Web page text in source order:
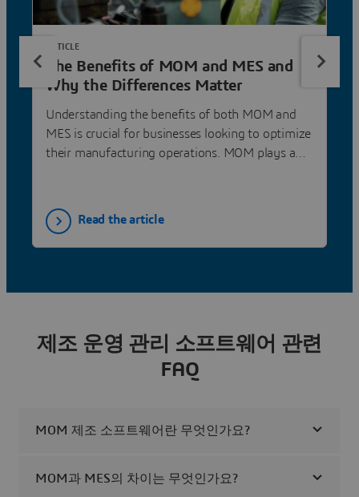
The Benefits of MOM and MES and
Why the Differences Matter
Understanding the benefits of both MOM and
MES is crucial for businesses looking to optimize
their manufacturing operations. MOM plays a
on the granular control needed at the shop floor
level.
ARTICLE
Read the article
제조 운영 관리 소프트웨어 관련
FAQ
MOM 제조 소프트웨어란 무엇인가요?
MOM과 MES의 차이는 무엇인가요?